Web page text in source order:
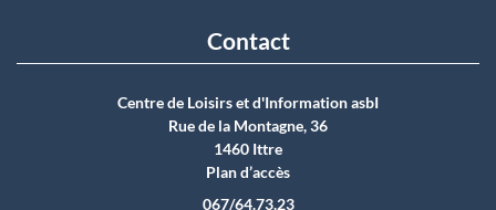
Contact
Centre de Loisirs et d'Information asbI
Rue de la Montagne, 36
1460 Ittre
Plan d’accès
067/64.73.23